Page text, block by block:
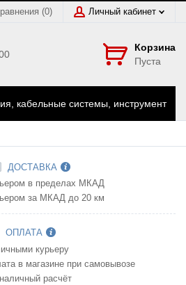
(0) Личный кабинет
Корзина
Пуста
кабельные системы, инструмент
ДОСТАВКА
в пределах МКАД
за МКАД до 20 км
ОПЛАТА
курьеру
в магазине при самовывозе
расчёт